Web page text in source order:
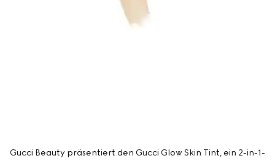
Gucci Beauty präsentiert den Gucci Glow Skin Tint, ein 2-in-1-